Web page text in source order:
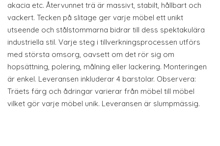
akacia etc. Återvunnet trä är massivt, stabilt, hållbart och
vackert. Tecken på slitage ger varje möbel ett unikt
utseende och stålstommarna bidrar till dess spektakulära
industriella stil. Varje steg i tillverkningsprocessen utförs
med största omsorg, oavsett om det rör sig om
hopsättning, polering, målning eller lackering. Monteringen
är enkel. Leveransen inkluderar 4 barstolar. Observera:
Träets färg och ådringar varierar från möbel till möbel
vilket gör varje möbel unik. Leveransen är slumpmässig.